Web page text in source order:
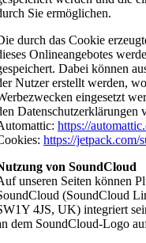
Sie ermöglichen.
durch das Cookie
Onlineangebotes
Dabei können
Nutzer erstellt werden,
eingesetzt
Datenschutzerklärungen
https://
https://jetpack.com/
von SoundCloud
unseren Seiten können
(SoundCloud
4JS, UK) integriert
dem SoundCloud-Logo